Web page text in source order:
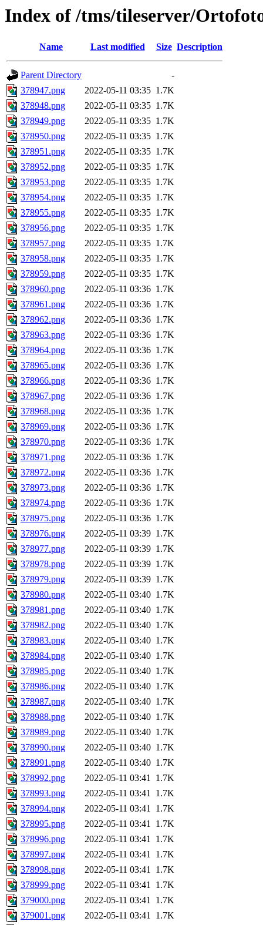
Index of /tms/tileserver/
Name Last modified Size Description
Parent Directory
-
378947.png
2022-05-11 03:35 1.7K
378948.png
2022-05-11 03:35 1.7K
378949.png
2022-05-11 03:35 1.7K
378950.png
2022-05-11 03:35 1.7K
378951.png
2022-05-11 03:35 1.7K
378952.png
2022-05-11 03:35 1.7K
378953.png
2022-05-11 03:35 1.7K
378954.png
2022-05-11 03:35 1.7K
378955.png
2022-05-11 03:35 1.7K
378956.png
2022-05-11 03:35 1.7K
378957.png
2022-05-11 03:35 1.7K
378958.png
2022-05-11 03:35 1.7K
378959.png
2022-05-11 03:35 1.7K
378960.png
2022-05-11 03:36 1.7K
378961.png
2022-05-11 03:36 1.7K
378962.png
2022-05-11 03:36 1.7K
378963.png
2022-05-11 03:36 1.7K
378964.png
2022-05-11 03:36 1.7K
378965.png
2022-05-11 03:36 1.7K
378966.png
2022-05-11 03:36 1.7K
378967.png
2022-05-11 03:36 1.7K
378968.png
2022-05-11 03:36 1.7K
378969.png
2022-05-11 03:36 1.7K
378970.png
2022-05-11 03:36 1.7K
378971.png
2022-05-11 03:36 1.7K
378972.png
2022-05-11 03:36 1.7K
378973.png
2022-05-11 03:36 1.7K
378974.png
2022-05-11 03:36 1.7K
378975.png
2022-05-11 03:36 1.7K
378976.png
2022-05-11 03:39 1.7K
378977.png
2022-05-11 03:39 1.7K
378978.png
2022-05-11 03:39 1.7K
378979.png
2022-05-11 03:39 1.7K
378980.png
2022-05-11 03:40 1.7K
378981.png
2022-05-11 03:40 1.7K
378982.png
2022-05-11 03:40 1.7K
378983.png
2022-05-11 03:40 1.7K
378984.png
2022-05-11 03:40 1.7K
378985.png
2022-05-11 03:40 1.7K
378986.png
2022-05-11 03:40 1.7K
378987.png
2022-05-11 03:40 1.7K
378988.png
2022-05-11 03:40 1.7K
378989.png
2022-05-11 03:40 1.7K
378990.png
2022-05-11 03:40 1.7K
378991.png
2022-05-11 03:40 1.7K
378992.png
2022-05-11 03:41 1.7K
378993.png
2022-05-11 03:41 1.7K
378994.png
2022-05-11 03:41 1.7K
378995.png
2022-05-11 03:41 1.7K
378996.png
2022-05-11 03:41 1.7K
378997.png
2022-05-11 03:41 1.7K
378998.png
2022-05-11 03:41 1.7K
378999.png
2022-05-11 03:41 1.7K
379000.png
2022-05-11 03:41 1.7K
379001.png
2022-05-11 03:41 1.7K